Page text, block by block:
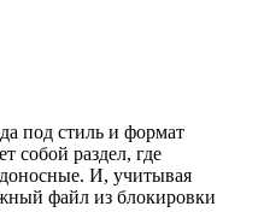
под стиль и формат
собой раздел, где
И, учитывая
файл из блокировки